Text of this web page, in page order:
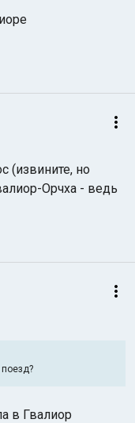
(извините, но
Орчха - ведь
в Гвалиор